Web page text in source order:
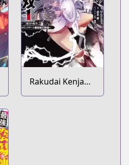
Rakudai Kenja
no Gakuin